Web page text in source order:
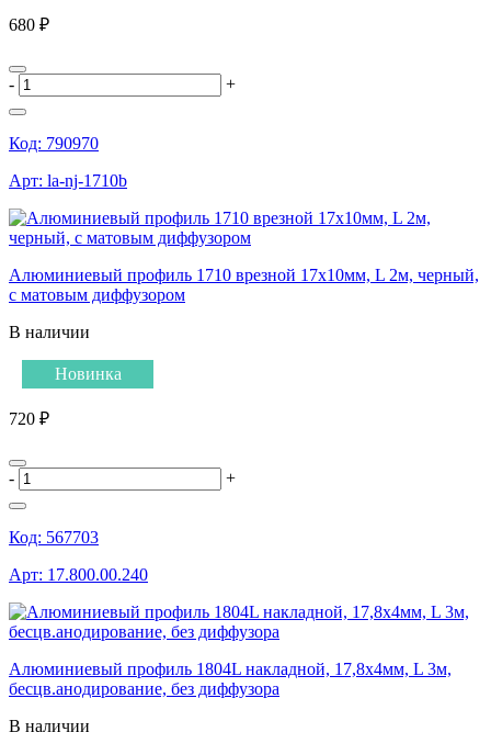
680 ₽
- +
Код: 790970
Арт: la-nj-1710b
Алюминиевый профиль 1710 врезной 17х10мм, L 2м, черный,
с матовым диффузором
В наличии
Новинка
720 ₽
- +
Код: 567703
Арт: 17.800.00.240
Алюминиевый профиль 1804L накладной, 17,8х4мм, L 3м,
бесцв.анодирование, без диффузора
В наличии